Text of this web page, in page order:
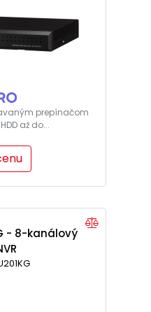
prepínačom
až do...
- 8-kanálový